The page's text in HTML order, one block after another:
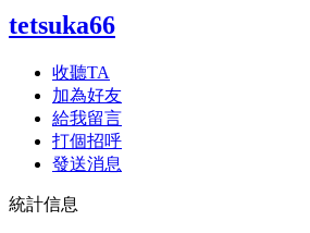
tetsuka66
收聽TA
加為好友
給我留言
打個招呼
發送消息
統計信息